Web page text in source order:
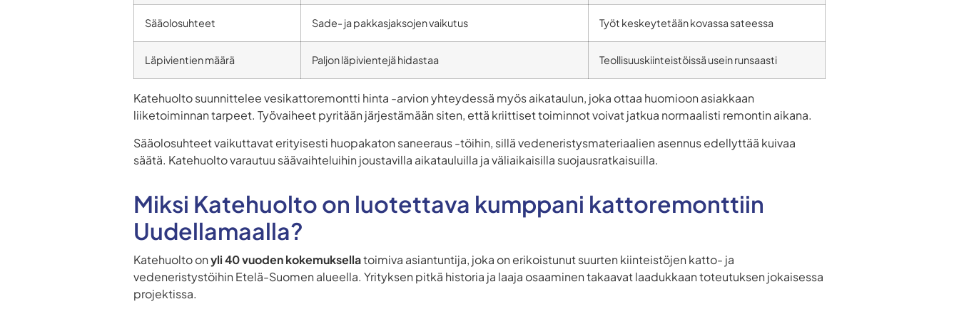
Sääolosuhteet Sade- ja pakkasjaksojen vaikutus Työt keskeytetään kovassa sateessa
Läpivientien määrä Paljon läpivientejä hidastaa Teollisuuskiinteistöissä usein runsaasti
Katehuolto suunnittelee vesikattoremontti hinta -arvion yhteydessä myös aikataulun, joka ottaa huomioon asiakkaan
liiketoiminnan tarpeet. Työvaiheet pyritään järjestämään siten, että kriittiset toiminnot voivat jatkua normaalisti remontin aikana.
Sääolosuhteet vaikuttavat erityisesti huopakaton saneeraus -töihin, sillä vedeneristysmateriaalien asennus edellyttää kuivaa
säätä. Katehuolto varautuu säävaihteluihin joustavilla aikatauluilla ja väliaikaisilla suojausratkaisuilla.
Miksi Katehuolto on luotettava kumppani kattoremonttiin
Uudellamaalla?
Katehuolto onyli 40 vuoden kokemuksellatoimiva asiantuntija, joka on erikoistunut suurten kiinteistöjen katto- ja
vedeneristystöihin Etelä-Suomen alueella. Yrityksen pitkä historia ja laaja osaaminen takaavat laadukkaan toteutuksen jokaisessa
projektissa.